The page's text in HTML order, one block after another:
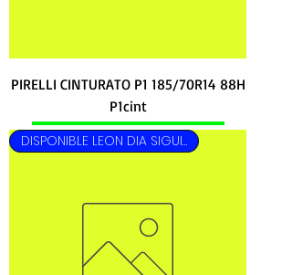
PIRELLI CINTURATO P1 185/70R14 88H
P1cint
DISPONIBLE LEON DIA SIGUIENTE